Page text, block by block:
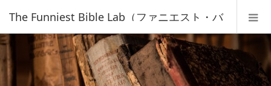
The Funniest Bible Lab（ファニエスト・バ
イブル・ラボ）｜キリスト教福音宣教会